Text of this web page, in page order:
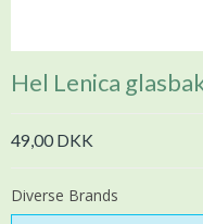
Hel Lenica
49,00 DKK
Diverse Brands